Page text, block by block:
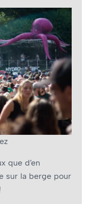
que d’en
sur la berge pour